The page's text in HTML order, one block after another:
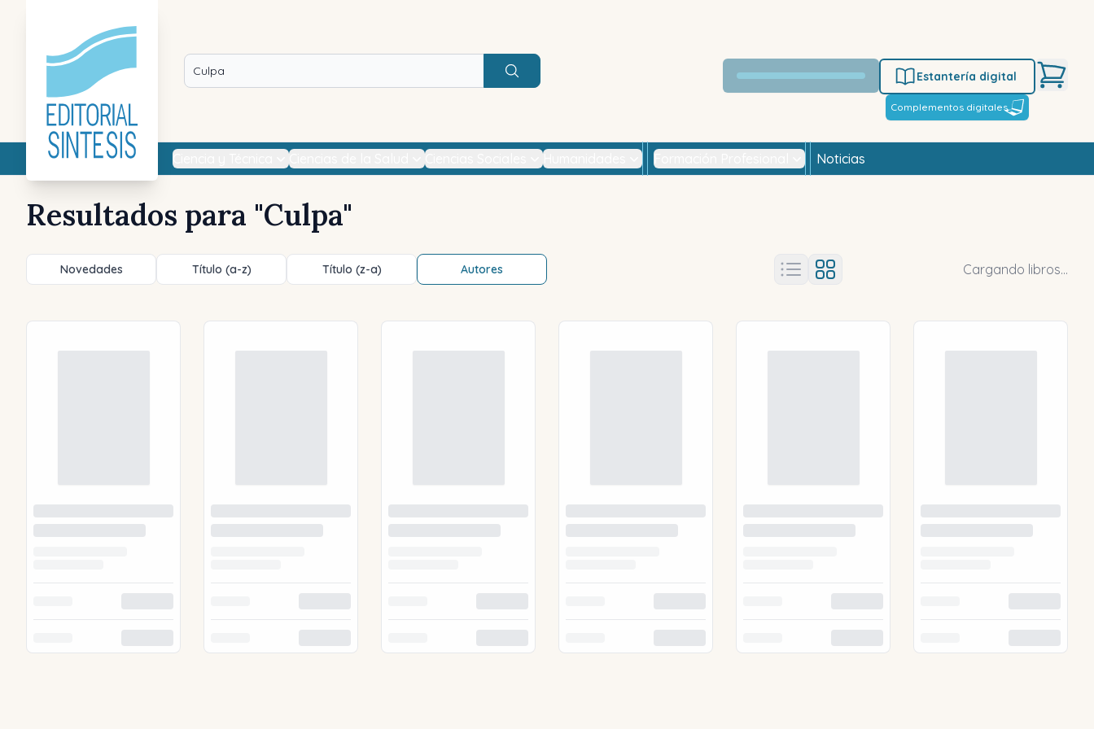
Buscar
Estantería digital
Complementos digitales
Noticias
Resultados para "Culpa"
Novedades Título (a-z) Título (z-a) Autores Cargando libros...